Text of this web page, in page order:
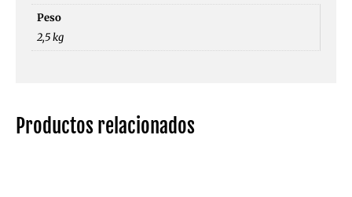
Productos relacionados
Peso
2,5 kg